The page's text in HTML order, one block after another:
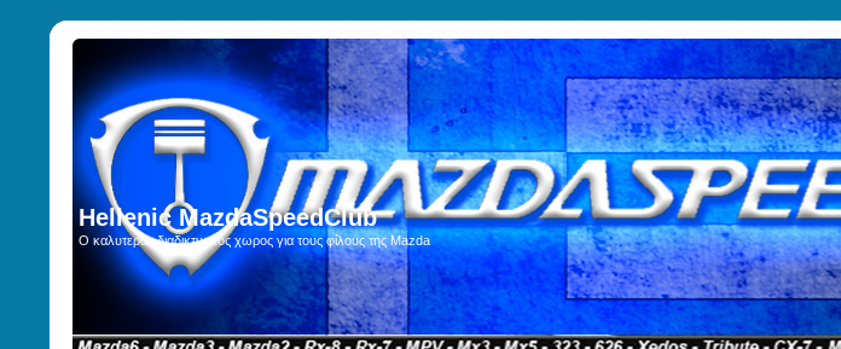
Hellenic MazdaSpeedClub
Ο καλυτερος διαδικτυακος χωρος για τους φίλους της Mazda